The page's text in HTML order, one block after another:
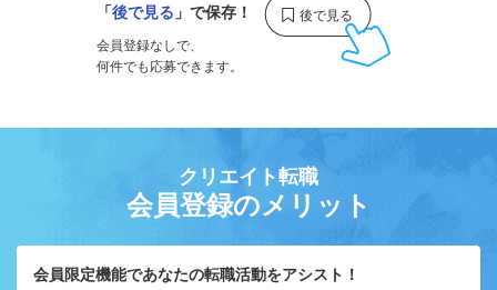
「後で見る 」で保存！
会員登録なしで、
何件でも応募できます。
クリエイト転職
会員登録のメリット
会員限定機能であなたの転職活動をアシスト！